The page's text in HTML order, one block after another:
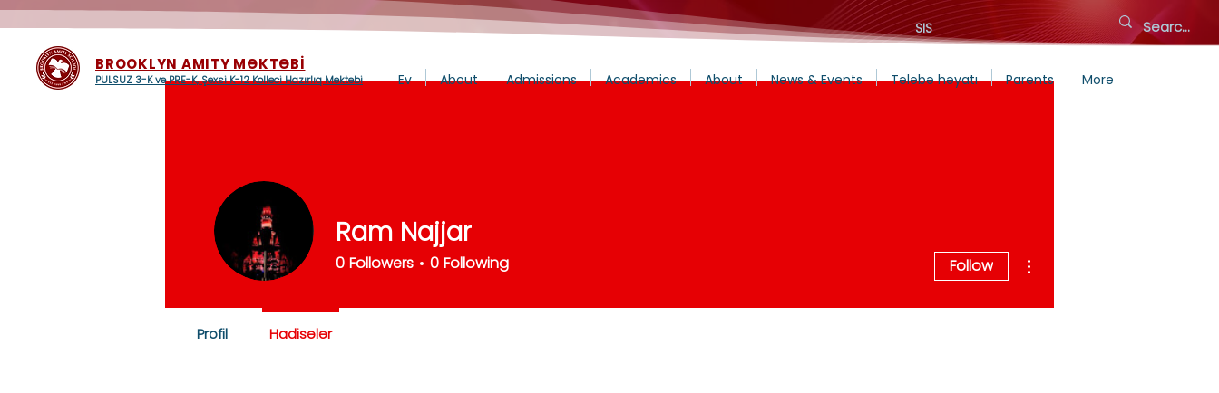
SIS
BROOKLYN AMITY MƏKTƏBİ
PULSUZ 3-K və PRE-K, Şəxsi K-12 Kolleci Hazırlıq Məktəbi Ev About Admissions Academics About News & Events Tələbə həyatı Parents More
Ram Najjar
0 Followers 0 Following Follow
Profil Hadisələr